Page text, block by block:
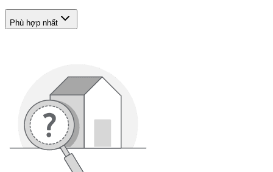
Phù hợp nhất